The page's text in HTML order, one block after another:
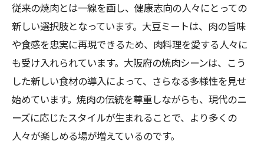
焼肉業界における健康志向の高まり
大豆ミートがもたらす焼肉の新しい価値
大阪府で広がるヘルシーな食文化
未来の焼肉スタイルを予感させる大豆ミー
ト
肉を超えた焼肉体験大豆ミートで味わう大阪の
新風
従来の焼肉とは一線を画し、健康志向の人々にとっての
新しい選択肢となっています。大豆ミートは、肉の旨味
や食感を忠実に再現できるため、肉料理を愛する人々に
も受け入れられています。大阪府の焼肉シーンは、こう
した新しい食材の導入によって、さらなる多様性を見せ
始めています。焼肉の伝統を尊重しながらも、現代のニ
ーズに応じたスタイルが生まれることで、より多くの
人々が楽しめる場が増えているのです。